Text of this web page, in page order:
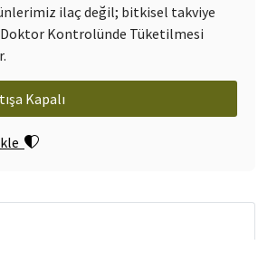
ilaç değil; bitkisel takviye
Kontrolünde Tüketilmesi
Kapalı